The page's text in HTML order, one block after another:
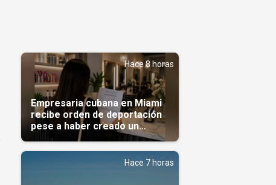
Hace 8 horas
Empresaria cubana en Miami
recibe orden de deportación
pese a haber creado un
Hace 7 horas